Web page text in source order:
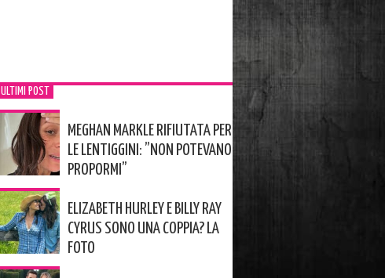
ULTIMI POST
MEGHAN MARKLE RIFIUTATA PER
LE LENTIGGINI: ”NON POTEVANO
PROPORMI”
ELIZABETH HURLEY E BILLY RAY
CYRUS SONO UNA COPPIA? LA
FOTO